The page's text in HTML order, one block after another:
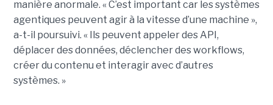
manière anormale. « C’est important car les systèmes
agentiques peuvent agir à la vitesse d’une machine »,
a-t-il poursuivi. « Ils peuvent appeler des API,
déplacer des données, déclencher des workflows,
créer du contenu et interagir avec d’autres
systèmes. »